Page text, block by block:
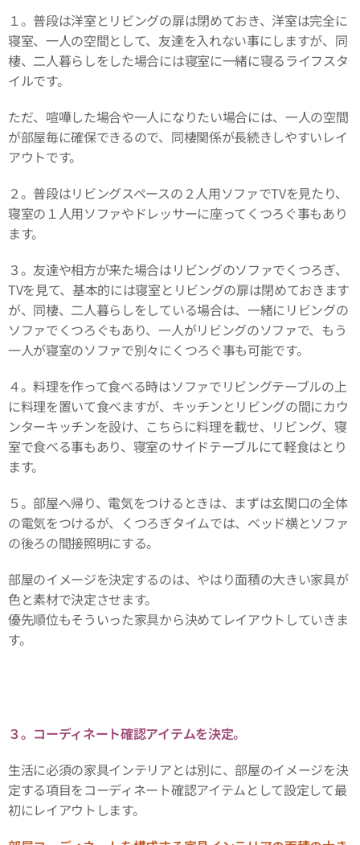
１。普段は洋室とリビングの扉は閉めておき、洋室は完全に
寝室、一人の空間として、友達を入れない事にしますが、同
棲、二人暮らしをした場合には寝室に一緒に寝るライフスタ
イルです。
ただ、喧嘩した場合や一人になりたい場合には、一人の空間
が部屋毎に確保できるので、同棲関係が長続きしやすいレイ
アウトです。
２。普段はリビングスペースの２人用ソファでTVを見たり、
寝室の１人用ソファやドレッサーに座ってくつろぐ事もあり
ます。
３。友達や相方が来た場合はリビングのソファでくつろぎ、
TVを見て、基本的には寝室とリビングの扉は閉めておきます
が、同棲、二人暮らしをしている場合は、一緒にリビングの
ソファでくつろぐもあり、一人がリビングのソファで、もう
一人が寝室のソファで別々にくつろぐ事も可能です。
４。料理を作って食べる時はソファでリビングテーブルの上
に料理を置いて食べますが、キッチンとリビングの間にカウ
ンターキッチンを設け、こちらに料理を載せ、リビング、寝
室で食べる事もあり、寝室のサイドテーブルにて軽食はとり
ます。
５。部屋へ帰り、電気をつけるときは、まずは玄関口の全体
の電気をつけるが、くつろぎタイムでは、ベッド横とソファ
の後ろの間接照明にする。
部屋のイメージを決定するのは、やはり面積の大きい家具が
色と素材で決定させます。
優先順位もそういった家具から決めてレイアウトしていきま
す。
３。コーディネート確認アイテムを決定。
生活に必須の家具インテリアとは別に、部屋のイメージを決
定する項目をコーディネート確認アイテムとして設定して最
初にレイアウトします。